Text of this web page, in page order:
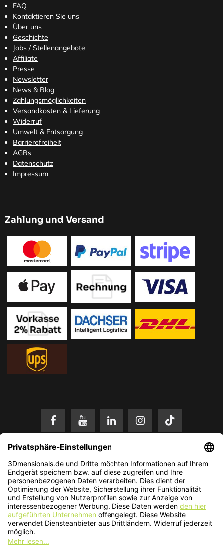
FAQ
Kontaktieren Sie uns
Über uns
Geschichte
Jobs / Stellenangebote
Affiliate
Presse
Newsletter
News & Blog
Zahlungsmöglichkeiten
Versandkosten & Lieferung
Widerruf
Umwelt & Entsorgung
Barrierefreiheit
AGBs
Datenschutz
Impressum
Zahlung und Versand
* Alle Preise in EUR inkl. gesetzl. Mehrwertsteuer zzgl. Versandkosten.
Änderungen und Irrtümer vorbehalten. Nur solange der Vorrat reicht.
© 2026 3Dmensionals / PONTIALIS GmbH & Co. KG - All Rights Reserved.​
Kundenbewertung